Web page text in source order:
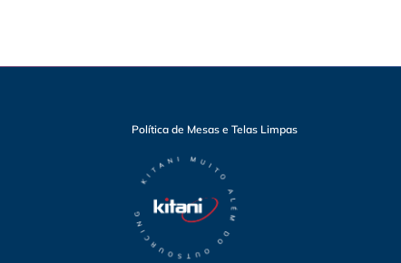
Política de Mesas e Telas Limpas